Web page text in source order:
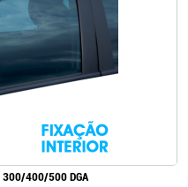
300/400/500 DGA